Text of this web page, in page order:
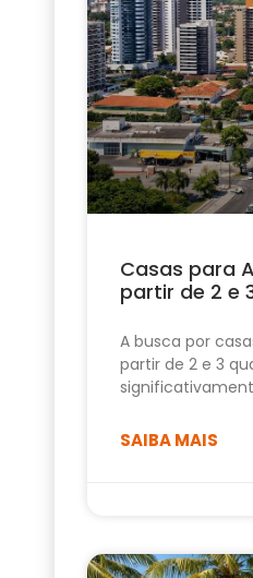
Casas para
partir de 2 e
A busca por
partir de 2 e 3
SAIBA MAIS